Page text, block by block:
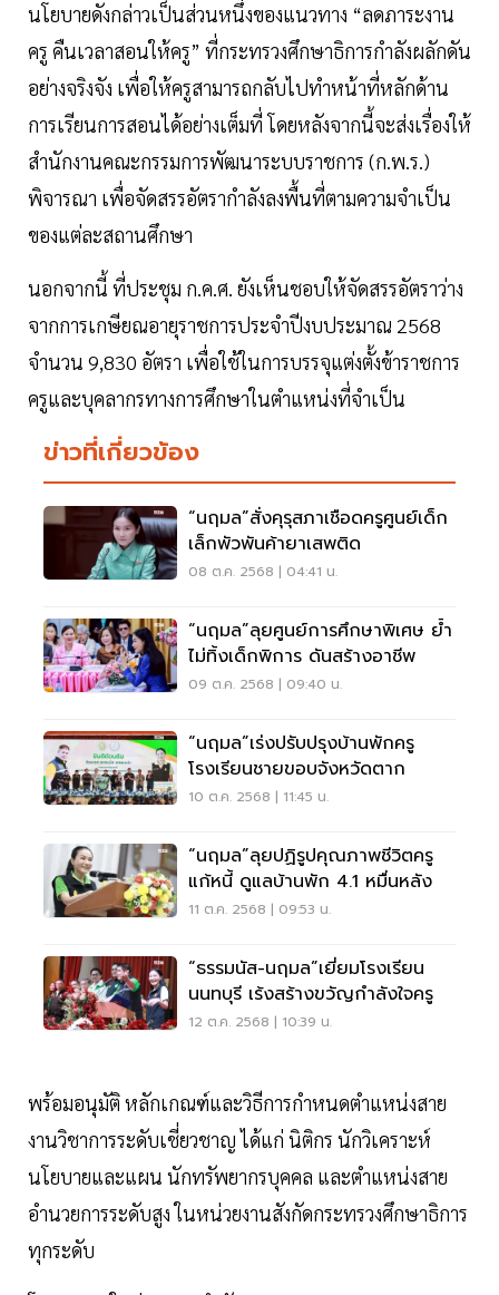
นโยบายดังกล่าวเป็นส่วนหนึ่งของแนวทาง “ลดภาระงาน
ครู คืนเวลาสอนให้ครู” ที่กระทรวงศึกษาธิการกำลังผลักดัน
อย่างจริงจัง เพื่อให้ครูสามารถกลับไปทำหน้าที่หลักด้าน
การเรียนการสอนได้อย่างเต็มที่ โดยหลังจากนี้จะส่งเรื่องให้
สำนักงานคณะกรรมการพัฒนาระบบราชการ (ก.พ.ร.)
พิจารณา เพื่อจัดสรรอัตรากำลังลงพื้นที่ตามความจำเป็น
ของแต่ละสถานศึกษา
นอกจากนี้ ที่ประชุม ก.ค.ศ. ยังเห็นชอบให้จัดสรรอัตราว่าง
จากการเกษียณอายุราชการประจำปีงบประมาณ 2568
จำนวน 9,830 อัตรา เพื่อใช้ในการบรรจุแต่งตั้งข้าราชการ
ครูและบุคลากรทางการศึกษาในตำแหน่งที่จำเป็น
ข่าวที่เกี่ยวข้อง
“นฤมล”สั่งคุรุสภาเชือดครูศูนย์เด็ก
เล็กพัวพันค้ายาเสพติด
08 ต.ค. 2568 | 04:41 น.
“นฤมล”ลุยศูนย์การศึกษาพิเศษ ย้ำ
ไม่ทิ้งเด็กพิการ ดันสร้างอาชีพ
09 ต.ค. 2568 | 09:40 น.
“นฤมล”เร่งปรับปรุงบ้านพักครู
โรงเรียนชายขอบจังหวัดตาก
10 ต.ค. 2568 | 11:45 น.
“นฤมล”ลุยปฏิรูปคุณภาพชีวิตครู
แก้หนี้ ดูแลบ้านพัก 4.1 หมื่นหลัง
11 ต.ค. 2568 | 09:53 น.
“ธรรมนัส-นฤมล”เยี่ยมโรงเรียน
นนทบุรี เร้งสร้างขวัญกำลังใจครู
12 ต.ค. 2568 | 10:39 น.
พร้อมอนุมัติ หลักเกณฑ์และวิธีการกำหนดตำแหน่งสาย
งานวิชาการระดับเชี่ยวชาญ ได้แก่ นิติกร นักวิเคราะห์
นโยบายและแผน นักทรัพยากรบุคคล และตำแหน่งสาย
อำนวยการระดับสูง ในหน่วยงานสังกัดกระทรวงศึกษาธิการ
ทุกระดับ